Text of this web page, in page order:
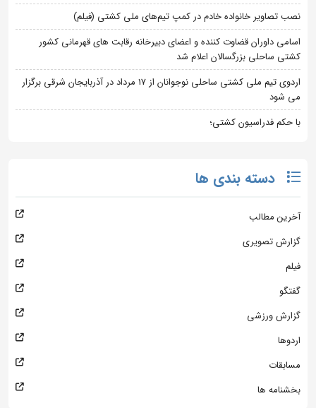
نصب تصاویر خانواده خادم در کمپ تیم‌های ملی کشتی (فیلم)
اسامی داوران قضاوت کننده و اعضای دبیرخانه رقابت های قهرمانی کشور
کشتی ساحلی بزرگسالان اعلام شد
اردوی تیم ملی کشتی ساحلی نوجوانان از 17 مرداد در آذربایجان شرقی برگزار
می شود
با حکم فدراسیون کشتی؛
دسته بندی ها
آخرین مطالب
گزارش تصویری
فیلم
گفتگو
گزارش ورزشی
اردوها
مسابقات
بخشنامه ها